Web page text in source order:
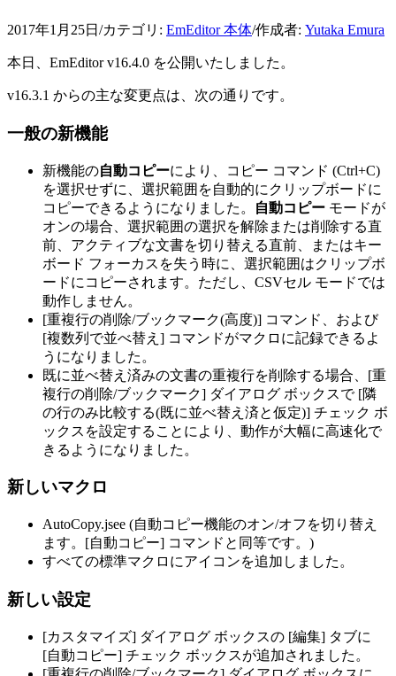
2017年1月25日 /カテゴリ: EmEditor 本体/作成者: Yutaka Emura
本日、EmEditor v16.4.0 を公開いたしました。
v16.3.1 からの主な変更点は、次の通りです。
一般の新機能
新機能の自動コピーにより、コピー コマンド (Ctrl+C)
を選択せずに、選択範囲を自動的にクリップボードに
コピーできるようになりました。
自動コピー モードが
オンの場合、選択範囲の選択を解除または削除する直
前、アクティブな文書を切り替える直前、またはキー
ボード フォーカスを失う時に、選択範囲はクリップボ
ードにコピーされます。ただし、CSVセル モードでは
動作しません。
[重複行の削除/ブックマーク(高度)] コマンド、および
[複数列で並べ替え] コマンドがマクロに記録できるよ
うになりました。
既に並べ替え済みの文書の重複行を削除する場合、[重
複行の削除/ブックマーク] ダイアログ ボックスで [隣
の行のみ比較する(既に並べ替え済と仮定)] チェック ボ
ックスを設定することにより、動作が大幅に高速化で
きるようになりました。
新しいマクロ
AutoCopy.jsee (自動コピー機能のオン/オフを切り替え
ます。[自動コピー] コマンドと同等です。)
すべての標準マクロにアイコンを追加しました。
新しい設定
[カスタマイズ] ダイアログ ボックスの [編集] タブに
[自動コピー] チェック ボックスが追加されました。